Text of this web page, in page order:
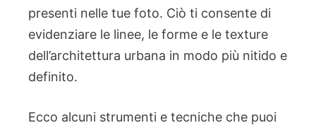
presenti nelle tue foto. Ciò ti consente di
evidenziare le linee, le forme e le texture
dell’architettura urbana in modo più nitido e
definito.
Ecco alcuni strumenti e tecniche che puoi